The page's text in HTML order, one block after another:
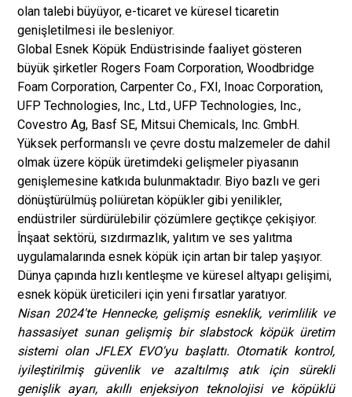
olan talebi büyüyor, e-ticaret ve küresel ticaretin
genişletilmesi ile besleniyor.
Global Esnek Köpük Endüstrisinde faaliyet gösteren
büyük şirketler Rogers Foam Corporation, Woodbridge
Foam Corporation, Carpenter Co., FXI, Inoac Corporation,
UFP Technologies, Inc., Ltd., UFP Technologies, Inc.,
Covestro Ag, Basf SE, Mitsui Chemicals, Inc. GmbH.
Yüksek performanslı ve çevre dostu malzemeler de dahil
olmak üzere köpük üretimdeki gelişmeler piyasanın
genişlemesine katkıda bulunmaktadır. Biyo bazlı ve geri
dönüştürülmüş poliüretan köpükler gibi yenilikler,
endüstriler sürdürülebilir çözümlere geçtikçe çekişiyor.
İnşaat sektörü, sızdırmazlık, yalıtım ve ses yalıtma
uygulamalarında esnek köpük için artan bir talep yaşıyor.
Dünya çapında hızlı kentleşme ve küresel altyapı gelişimi,
esnek köpük üreticileri için yeni fırsatlar yaratıyor.
Nisan 2024'te Hennecke, gelişmiş esneklik, verimlilik ve
hassasiyet sunan gelişmiş bir slabstock köpük üretim
sistemi olan JFLEX EVO'yu başlattı. Otomatik kontrol,
iyileştirilmiş güvenlik ve azaltılmış atık için sürekli
genişlik ayarı, akıllı enjeksiyon teknolojisi ve köpüklü